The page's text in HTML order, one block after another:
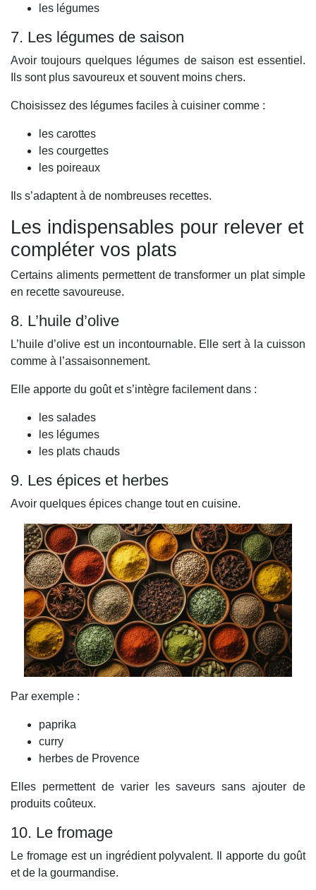
les légumes
7. Les légumes de saison
Avoir toujours quelques légumes de saison est essentiel.
Ils sont plus savoureux et souvent moins chers.
Choisissez des légumes faciles à cuisiner comme :
les carottes
les courgettes
les poireaux
Ils s’adaptent à de nombreuses recettes.
Les indispensables pour relever et
compléter vos plats
Certains aliments permettent de transformer un plat simple
en recette savoureuse.
8. L’huile d’olive
L’huile d’olive est un incontournable. Elle sert à la cuisson
comme à l’assaisonnement.
Elle apporte du goût et s’intègre facilement dans :
les salades
les légumes
les plats chauds
9. Les épices et herbes
Avoir quelques épices change tout en cuisine.
Par exemple :
paprika
curry
herbes de Provence
Elles permettent de varier les saveurs sans ajouter de
produits coûteux.
10. Le fromage
Le fromage est un ingrédient polyvalent. Il apporte du goût
et de la gourmandise.